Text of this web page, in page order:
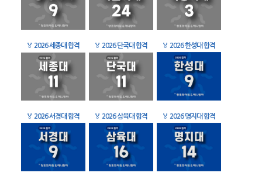
🏅 2026 세종대 합격 🏅 2026 단국대 합격 🏅 2026 한성대 합격
🏅 2026 서경대 합격 🏅 2026 삼육대 합격 🏅 2026 명지대 합격